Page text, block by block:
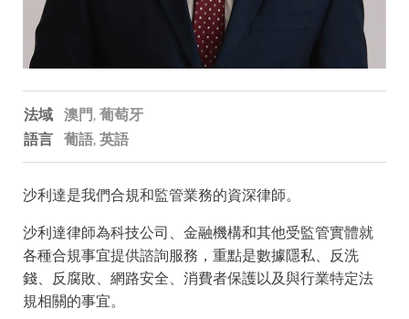
法域 澳門, 葡萄牙
語言
葡語 英語
沙利達是我們合規和監管業務的資深律師。
沙利達律師為科技公司、金融機構和其他受監管實體就
各種合規事宜提供諮詢服務，重點是數據隱私、反洗
錢、反腐敗、網路安全、消費者保護以及與行業特定法
規相關的事宜。